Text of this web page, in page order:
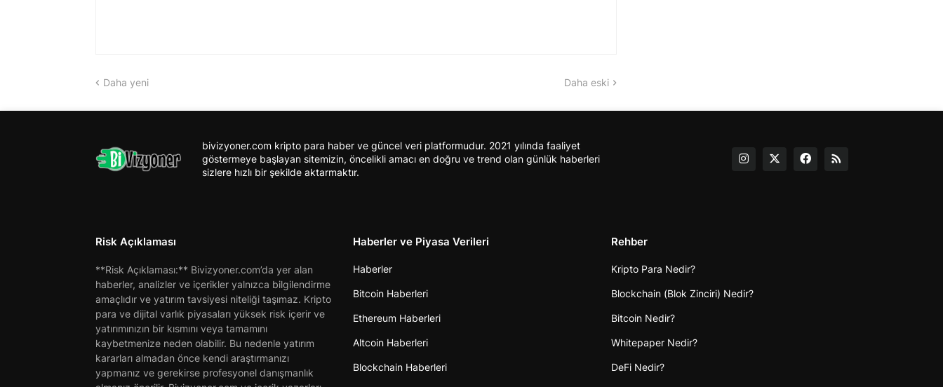
Daha yeni Daha eski
bivizyoner.com kripto para haber ve güncel veri platformudur. 2021 yılında faaliyet
göstermeye başlayan sitemizin, öncelikli amacı en doğru ve trend olan günlük haberleri
sizlere hızlı bir şekilde aktarmaktır.
Risk Açıklaması
**Risk Açıklaması:** Bivizyoner.com’da yer alan
haberler, analizler ve içerikler yalnızca bilgilendirme
amaçlıdır ve yatırım tavsiyesi niteliği taşımaz. Kripto
para ve dijital varlık piyasaları yüksek risk içerir ve
yatırımınızın bir kısmını veya tamamını
kaybetmenize neden olabilir. Bu nedenle yatırım
kararları almadan önce kendi araştırmanızı
yapmanız ve gerekirse profesyonel danışmanlık
Haberler ve Piyasa Verileri
Haberler
Bitcoin Haberleri
Ethereum Haberleri
Altcoin Haberleri
Blockchain Haberleri
Rehber
Kripto Para Nedir?
Blockchain (Blok Zinciri) Nedir?
Bitcoin Nedir?
Whitepaper Nedir?
DeFi Nedir?